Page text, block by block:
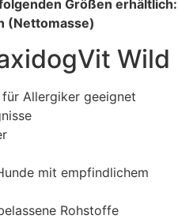
Größen erhältlich:
(Nettomasse)
Wild
Allergiker geeignet
mit empfindlichem
Rohstoffe